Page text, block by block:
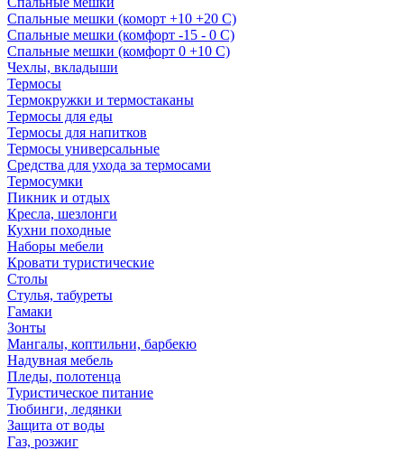
Спальные мешки (коморт +10 +20 С)
Спальные мешки (комфорт -15 - 0 С)
Спальные мешки (комфорт 0 +10 С)
Чехлы, вкладыши
Термосы
Термокружки и термостаканы
Термосы для еды
Термосы для напитков
Термосы универсальные
Средства для ухода за термосами
Термосумки
Пикник и отдых
Кресла, шезлонги
Кухни походные
Наборы мебели
Кровати туристические
Столы
Стулья, табуреты
Гамаки
Зонты
Мангалы, коптильни, барбекю
Надувная мебель
Пледы, полотенца
Туристическое питание
Тюбинги, ледянки
Защита от воды
Газ, розжиг